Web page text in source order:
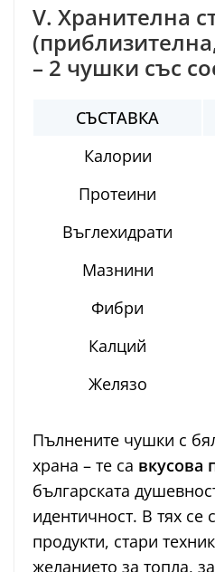
V. Хранителна
– 2 чушки със
СЪСТАВКА
Калории
Протеини
Въглехидрати
Мазнини
Фибри
Калций
Желязо
Пълнените чушки с
храна – те са вкусова
българската
идентичност. В тях се
продукти, стари
желанието за топла,